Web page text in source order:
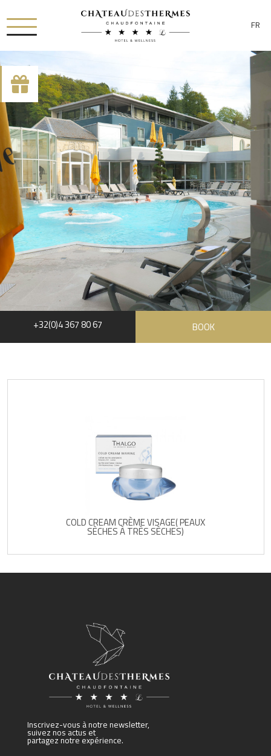
[availability_search category_dropdown="true"
category_include="sejour, chambre"]
RUE HAUSTER 9, B-4050 CHAUDFONTAINE
+32(0)4 367 80 67
INFO[AT]CHATEAUDESTHERMES.BE
DÉCOUVREZ NOS PROMOTIONS
FR
+32(0)4 367 80 67 BOOK
COLD CREAM CRÈME VISAGE( PEAUX
SÈCHES À TRÈS SÈCHES)
Inscrivez-vous à notre newsletter,
suivez nos actus et
partagez notre expérience.